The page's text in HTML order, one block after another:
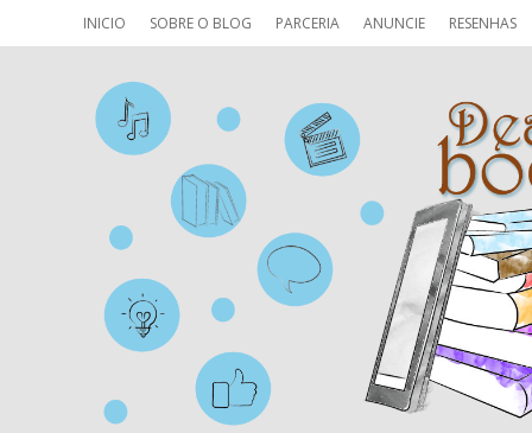
INICIO SOBRE O BLOG PARCERIA ANUNCIE RESENHAS